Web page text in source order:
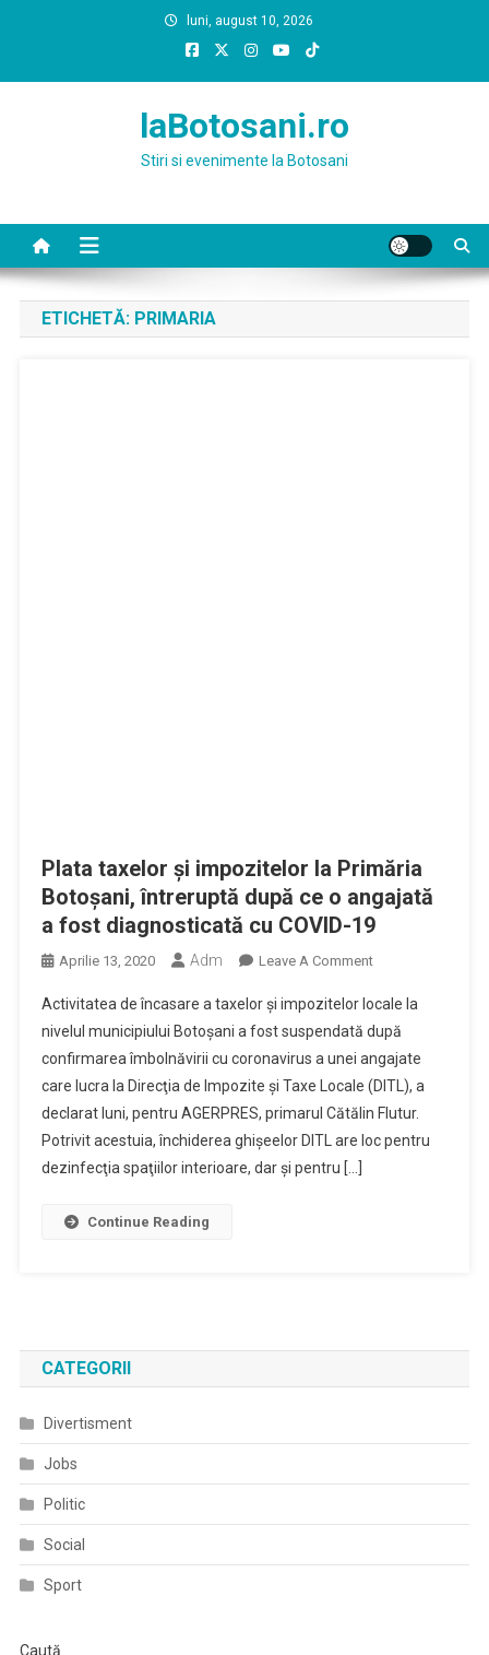
luni, august 10, 2026
laBotosani.ro
Stiri si evenimente la Botosani
ETICHETĂ: PRIMARIA
Plata taxelor şi impozitelor la Primăria
Botoşani, întreruptă după ce o angajată
a fost diagnosticată cu COVID-19
Aprilie 13, 2020 Adm Leave A CommentOn
Taxelor
Şi
Impozitelor
La
Primăria
Botoşani,
COVID-
Activitatea de încasare a taxelor şi impozitelor locale la
nivelul municipiului Botoşani a fost suspendată după
confirmarea îmbolnăvirii cu coronavirus a unei angajate
care lucra la Direcţia de Impozite şi Taxe Locale (DITL), a
declarat luni, pentru AGERPRES, primarul Cătălin Flutur.
Potrivit acestuia, închiderea ghişeelor DITL are loc pentru
dezinfecţia spaţiilor interioare, dar şi pentru […]
Continue Reading
CATEGORII
Divertisment
Jobs
Politic
Social
Sport
Caută